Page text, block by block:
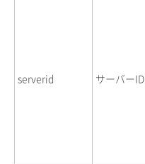
serverid サーバーID